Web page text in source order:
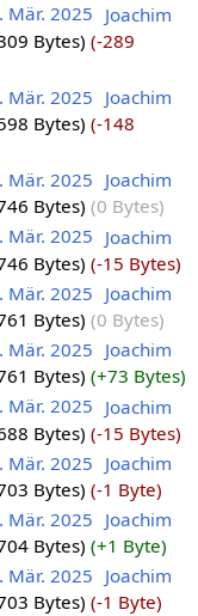
Mär. 2025 Joachim
Bytes
-289
Mär. 2025
Joachim
Bytes
-148
Mär. 2025 Joachim
Bytes
0 Bytes
Mär. 2025 Joachim
Bytes
-15 Bytes
Mär. 2025
Joachim
Bytes
0 Bytes
Mär. 2025 Joachim
Bytes
+73 Bytes
Mär. 2025
Joachim
Bytes
-15 Bytes
Mär. 2025
Joachim
Bytes
-1 Byte
Mär. 2025
Joachim
Bytes
+1 Byte
Mär. 2025
Joachim
Bytes
-1 Byte